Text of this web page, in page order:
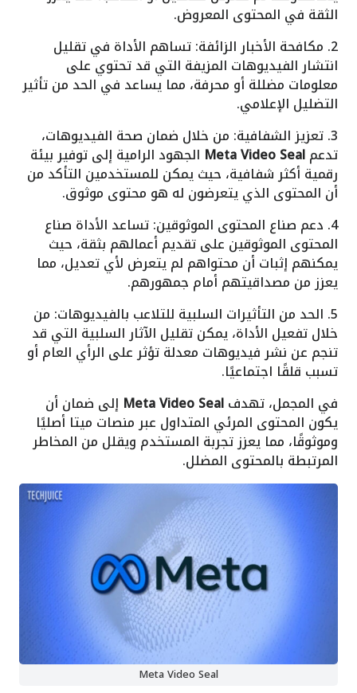
الثقة في المحتوى المعروض.
2. مكافحة الأخبار الزائفة: تساهم الأداة في تقليل
انتشار الفيديوهات المزيفة التي قد تحتوي على
معلومات مضللة أو محرفة، مما يساعد في الحد من تأثير
التضليل الإعلامي.
3. تعزيز الشفافية: من خلال ضمان صحة الفيديوهات،
تدعمMeta Video Seal الجهود الرامية إلى توفير بيئة
رقمية أكثر شفافية، حيث يمكن للمستخدمين التأكد من
أن المحتوى الذي يتعرضون له هو محتوى موثوق.
4. دعم صناع المحتوى الموثوقين: تساعد الأداة صناع
المحتوى الموثوقين على تقديم أعمالهم بثقة، حيث
يمكنهم إثبات أن محتواهم لم يتعرض لأي تعديل، مما
يعزز من مصداقيتهم أمام جمهورهم.
5. الحد من التأثيرات السلبية للتلاعب بالفيديوهات: من
خلال تفعيل الأداة، يمكن تقليل الآثار السلبية التي قد
تنجم عن نشر فيديوهات معدلة تؤثر على الرأي العام أو
تسبب قلقًا اجتماعيًا.
في المجمل، تهدفMeta Video Seal إلى ضمان أن
يكون المحتوى المرئي المتداول عبر منصات ميتا أصليًا
وموثوقًا، مما يعزز تجربة المستخدم ويقلل من المخاطر
المرتبطة بالمحتوى المضلل.
Meta Video Seal